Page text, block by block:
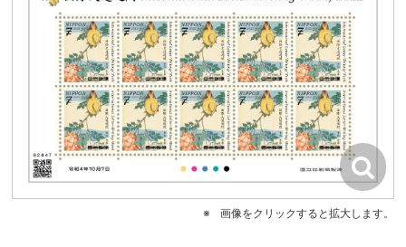
画像をクリックすると拡大します。